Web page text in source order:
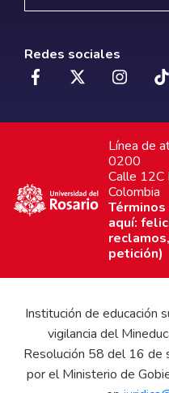
Redes sociales
Línea de
0200
Calle 12C
Colombia
aquí:
petición)
Institución de educación
vigilancia del
Resolución 58 del 16
por el Ministerio de